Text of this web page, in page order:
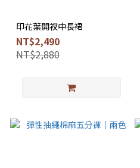
印花葉開衩中長裙
NT$2,490
NT$2,880